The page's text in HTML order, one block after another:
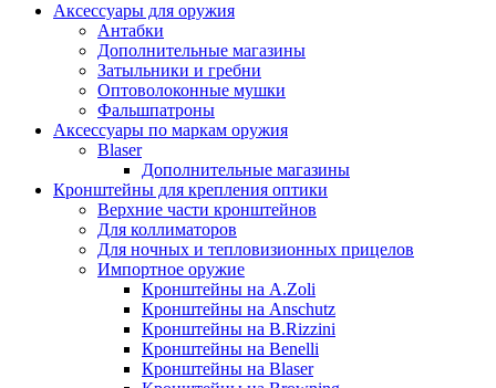
Аксессуары для оружия
Антабки
Дополнительные магазины
Затыльники и гребни
Оптоволоконные мушки
Фальшпатроны
Аксессуары по маркам оружия
Blaser
Дополнительные магазины
Кронштейны для крепления оптики
Верхние части кронштейнов
Для коллиматоров
Для ночных и тепловизионных прицелов
Импортное оружие
Кронштейны на A.Zoli
Кронштейны на Anschutz
Кронштейны на B.Rizzini
Кронштейны на Benelli
Кронштейны на Blaser